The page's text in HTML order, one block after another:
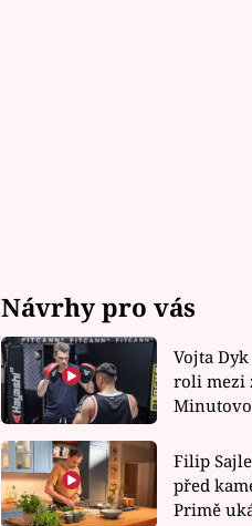
Návrhy pro vás
Vojta
roli mezi
Filip
před
Primě